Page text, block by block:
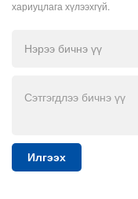
хариуцлага хүлээхгүй.
Илгээх